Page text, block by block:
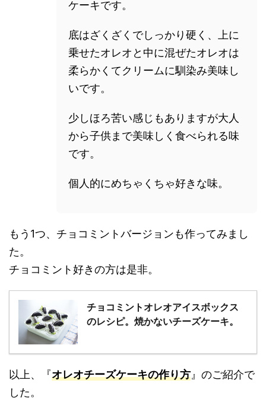
ケーキです。
底はざくざくでしっかり硬く、上に
乗せたオレオと中に混ぜたオレオは
柔らかくてクリームに馴染み美味し
いです。
少しほろ苦い感じもありますが大人
から子供まで美味しく食べられる味
です。
個人的にめちゃくちゃ好きな味。
もう1つ、チョコミントバージョンも作ってみまし
た。
チョコミント好きの方は是非。
チョコミントオレオアイスボックス
のレシピ。焼かないチーズケーキ。
以上、『オレオチーズケーキの作り方 』のご紹介で
した。